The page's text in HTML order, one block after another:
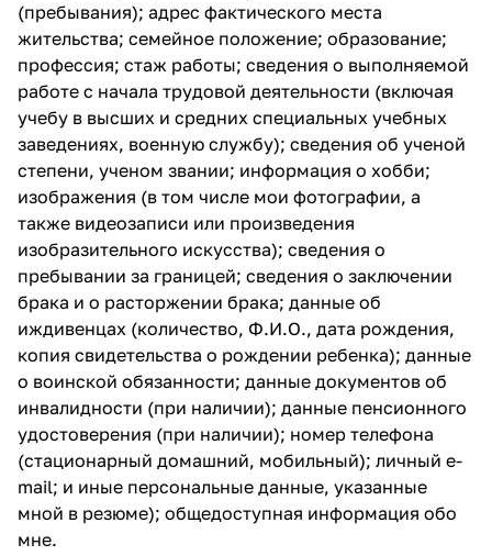
(пребывания); адрес фактического места
жительства; семейное положение; образование;
профессия; стаж работы; сведения о выполняемой
работе с начала трудовой деятельности (включая
учебу в высших и средних специальных учебных
заведениях, военную службу); сведения об ученой
степени, ученом звании; информация о хобби;
изображения (в том числе мои фотографии, а
также видеозаписи или произведения
изобразительного искусства); сведения о
пребывании за границей; сведения о заключении
брака и о расторжении брака; данные об
иждивенцах (количество, Ф.И.О., дата рождения,
копия свидетельства о рождении ребенка); данные
о воинской обязанности; данные документов об
инвалидности (при наличии); данные пенсионного
удостоверения (при наличии); номер телефона
(стационарный домашний, мобильный); личный e-
mail; и иные персональные данные, указанные
мной в резюме); общедоступная информация обо
мне.